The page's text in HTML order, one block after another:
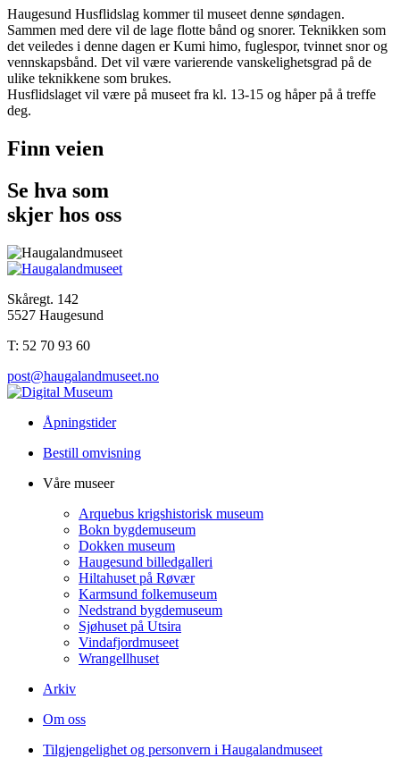
Haugesund Husflidslag kommer til museet denne søndagen.
Sammen med dere vil de lage flotte bånd og snorer. Teknikken som
det veiledes i denne dagen er Kumi himo, fuglespor, tvinnet snor og
vennskapsbånd. Det vil være varierende vanskelighetsgrad på de
ulike teknikkene som brukes.
Husflidslaget vil være på museet fra kl. 13-15 og håper på å treffe
deg.
Finn veien
Se hva som
skjer hos oss
Skåregt. 142
5527 Haugesund
T: 52 70 93 60
post@haugalandmuseet.no
Åpningstider
Bestill omvisning
Våre museer
Arquebus krigshistorisk museum
Bokn bygdemuseum
Dokken museum
Haugesund billedgalleri
Hiltahuset på Røvær
Karmsund folkemuseum
Nedstrand bygdemuseum
Sjøhuset på Utsira
Vindafjordmuseet
Wrangellhuset
Arkiv
Om oss
Tilgjengelighet og personvern i Haugalandmuseet